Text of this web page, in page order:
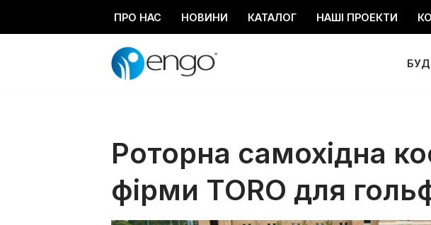
ПРО НАС НОВИНИ КАТАЛОГ НАШІ ПРОЕКТИ
Роторна самохідна
фірми TORO для